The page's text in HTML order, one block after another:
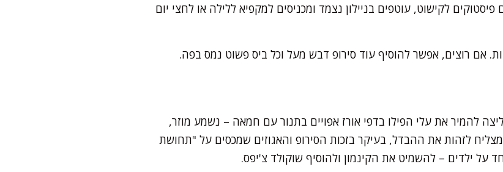
מפזרים פיסטוקים לקישוט, עוטפים בניילון נצמד ומכניסים למקפיא ללילה או לחצי יום
אם רוצים, אפשר להוסיף עוד סירופ דבש מעל וכל ביס פשוט נמס בפה.
להמיר את עלי הפילו בדפי אורז אפויים בתנור עם חמאה – נשמע מוזר,
לזהות את ההבדל, בעיקר בזכות הסירופ והאגוזים שמכסים על "תחושת
על ילדים – להשמיט את הקינמון ולהוסיף שוקולד צ'יפס.